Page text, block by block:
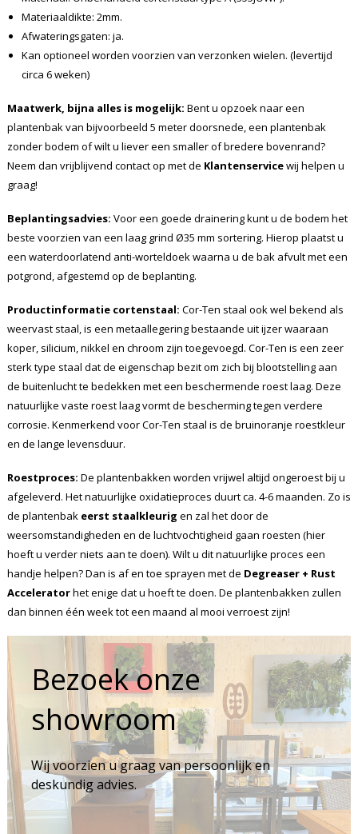
Materiaaldikte: 2mm.
Afwateringsgaten: ja.
Kan optioneel worden voorzien van verzonken wielen. (levertijd
circa 6 weken)
Maatwerk, bijna alles is mogelijk: Bent u opzoek naar een
plantenbak van bijvoorbeeld 5 meter doorsnede, een plantenbak
zonder bodem of wilt u liever een smaller of bredere bovenrand?
Neem dan vrijblijvend contact op met de Klantenservicewij helpen u
graag!
Beplantingsadvies: Voor een goede drainering kunt u de bodem het
beste voorzien van een laag grind Ø35 mm sortering. Hierop plaatst u
een waterdoorlatend anti-worteldoek waarna u de bak afvult met een
potgrond, afgestemd op de beplanting.
Productinformatie cortenstaal: Cor-Ten staal ook wel bekend als
weervast staal, is een metaallegering bestaande uit ijzer waaraan
koper, silicium, nikkel en chroom zijn toegevoegd. Cor-Ten is een zeer
sterk type staal dat de eigenschap bezit om zich bij blootstelling aan
de buitenlucht te bedekken met een beschermende roest laag. Deze
natuurlijke vaste roest laag vormt de bescherming tegen verdere
corrosie. Kenmerkend voor Cor-Ten staal is de bruinoranje roestkleur
en de lange levensduur.
Roestproces: De plantenbakken worden vrijwel altijd ongeroest bij u
afgeleverd. Het natuurlijke oxidatieproces duurt ca. 4-6 maanden. Zo is
de plantenbak eerst staalkleurig en zal het door de
weersomstandigheden en de luchtvochtigheid gaan roesten (hier
hoeft u verder niets aan te doen). Wilt u dit natuurlijke proces een
handje helpen? Dan is af en toe sprayen met de Degreaser + Rust
Acceleratorhet enige dat u hoeft te doen. De plantenbakken zullen
dan binnen één week tot een maand al mooi verroest zijn!
Bezoek onze
showroom
Wij voorzien u graag van persoonlijk en
deskundig advies.